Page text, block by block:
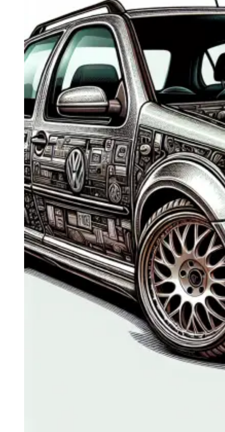
Navigatie Duster 2011
Navigatie Duster 2019
Audi
Navigatie Audi A3 8p
Navigatie Audi A4
Navigatie Audi A4 B6
Navigatie Audi A4 B7
Navigatie Audi A4 B8
Navigatie Audi A5
Navigatie Audi A6 C5
Navigatie Audi A6 C6
Navigatie Audi A6 C7
Navigatie Audi Q5
Ford
Navigație Ford Fiesta
Navigație Ford Focus 1
Navigație Ford Focus 2
Navigație Ford Focus MK3
Navigație Ford Mondeo MK3
Navigație Ford Mondeo MK4
Navigație Ford Transit
Mercedes
Navigație Mercedes C Class W203
Navigație Mercedes C Class W204
Navigație Mercedes W203
Navigație Mercedes W204
Navigație Mercedes W211
Navigație Mercedes Sprinter
Passat
Navigație Passat B5
Navigație Passat B5 5
Navigație Passat B6
Navigație Passat B7
Navigație Passat B8
Navigație Passat CC
Navigație Skoda Fabia 1
Navigație Skoda Fabia 2
Navigație Skoda Octavia 1
Navigație Skoda Octavia 2